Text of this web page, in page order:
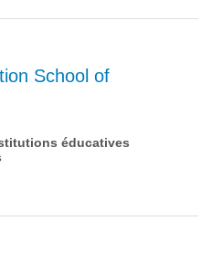
School of
éducatives